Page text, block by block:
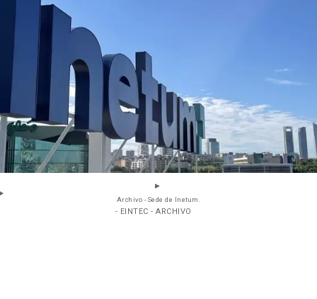
Archivo - Sede de Inetum.
- EINTEC - ARCHIVO